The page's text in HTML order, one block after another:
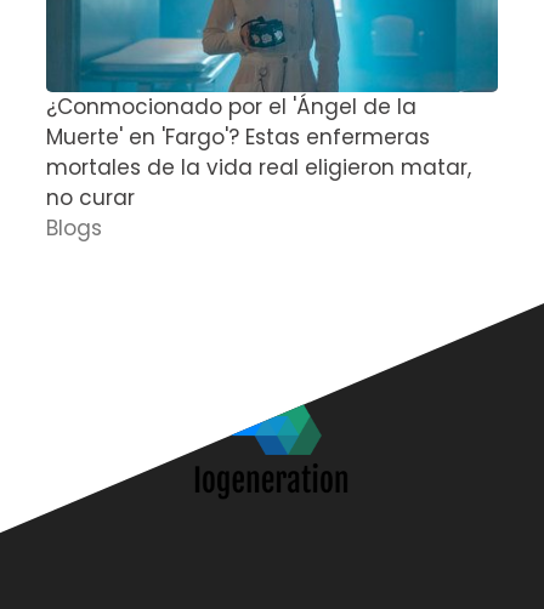
¿Conmocionado por el 'Ángel de la
Muerte' en 'Fargo'? Estas enfermeras
mortales de la vida real eligieron matar,
no curar
Blogs